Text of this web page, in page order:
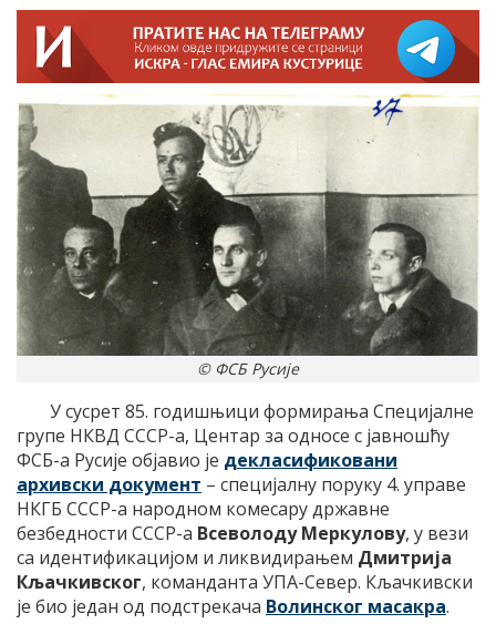
© ФСБ Русије
У сусрет 85. годишњици формирања Специјалне
групе НКВД СССР-а, Центар за односе с јавношћу
ФСБ-а Русије објавио је декласификовани
архивски документ – специјалну поруку 4. управе
НКГБ СССР-а народном комесару државне
безбедности СССР-а Всеволоду Меркулову, у вези
са идентификацијом и ликвидирањем Дмитрија
Кљачкивског, команданта УПА-Север. Кљачкивски
је био један од подстрекача Волинског масакра.